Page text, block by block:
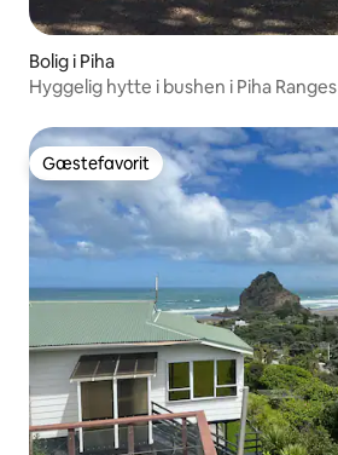
Bolig i Piha
Hyggelig hytte i bushen i Piha Ranges
Gæstefavorit
Gæstefavorit